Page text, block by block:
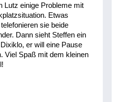
Lutz einige Probleme mit
Etwas
sie beide
Dann sieht Steffen ein
er will eine Pause
Viel Spaß mit dem kleinen